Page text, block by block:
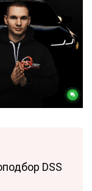
DSS